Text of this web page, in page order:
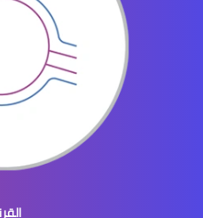
عيون الاطفال
عيون الاطفال